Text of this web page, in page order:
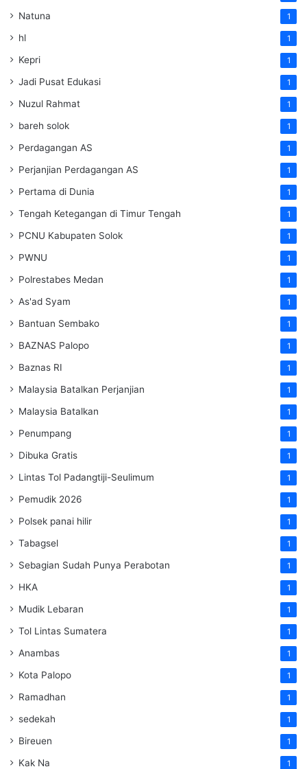
Natuna 1
hl 1
Kepri 1
Jadi Pusat Edukasi 1
Nuzul Rahmat 1
bareh solok 1
Perdagangan AS 1
Perjanjian Perdagangan AS 1
Pertama di Dunia 1
Tengah Ketegangan di Timur Tengah 1
PCNU Kabupaten Solok 1
PWNU 1
Polrestabes Medan 1
As'ad Syam 1
Bantuan Sembako 1
BAZNAS Palopo 1
Baznas RI 1
Malaysia Batalkan Perjanjian 1
Malaysia Batalkan 1
Penumpang 1
Dibuka Gratis 1
Lintas Tol Padangtiji-Seulimum 1
Pemudik 2026 1
Polsek panai hilir 1
Tabagsel 1
Sebagian Sudah Punya Perabotan 1
HKA 1
Mudik Lebaran 1
Tol Lintas Sumatera 1
Anambas 1
Kota Palopo 1
Ramadhan 1
sedekah 1
Bireuen 1
Kak Na 1